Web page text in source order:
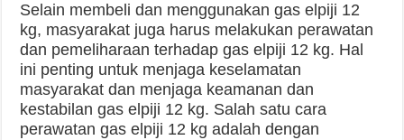
Selain membeli dan menggunakan gas elpiji 12
kg, masyarakat juga harus melakukan perawatan
dan pemeliharaan terhadap gas elpiji 12 kg. Hal
ini penting untuk menjaga keselamatan
masyarakat dan menjaga keamanan dan
kestabilan gas elpiji 12 kg. Salah satu cara
perawatan gas elpiji 12 kg adalah dengan